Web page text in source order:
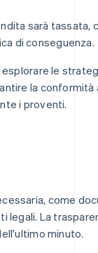
sarà tassata,
di conseguenza.
le
la conformità
i proventi.
come
legali. La
minuto.